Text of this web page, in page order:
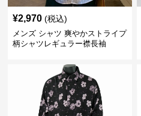
¥2,970 (税込)
メンズ シャツ 爽やかストライプ
柄シャツレギュラー襟長袖